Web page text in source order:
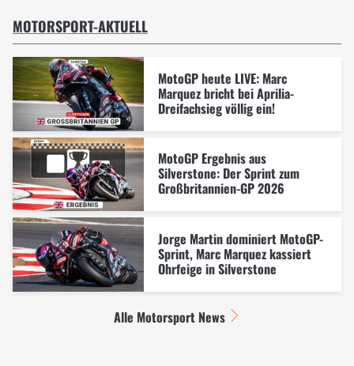
MOTORSPORT-AKTUELL
MotoGP heute LIVE: Marc
Marquez bricht bei Aprilia-
Dreifachsieg völlig ein!
MotoGP Ergebnis aus
Silverstone: Der Sprint zum
Großbritannien-GP 2026
Jorge Martin dominiert MotoGP-
Sprint, Marc Marquez kassiert
Ohrfeige in Silverstone
Alle Motorsport News